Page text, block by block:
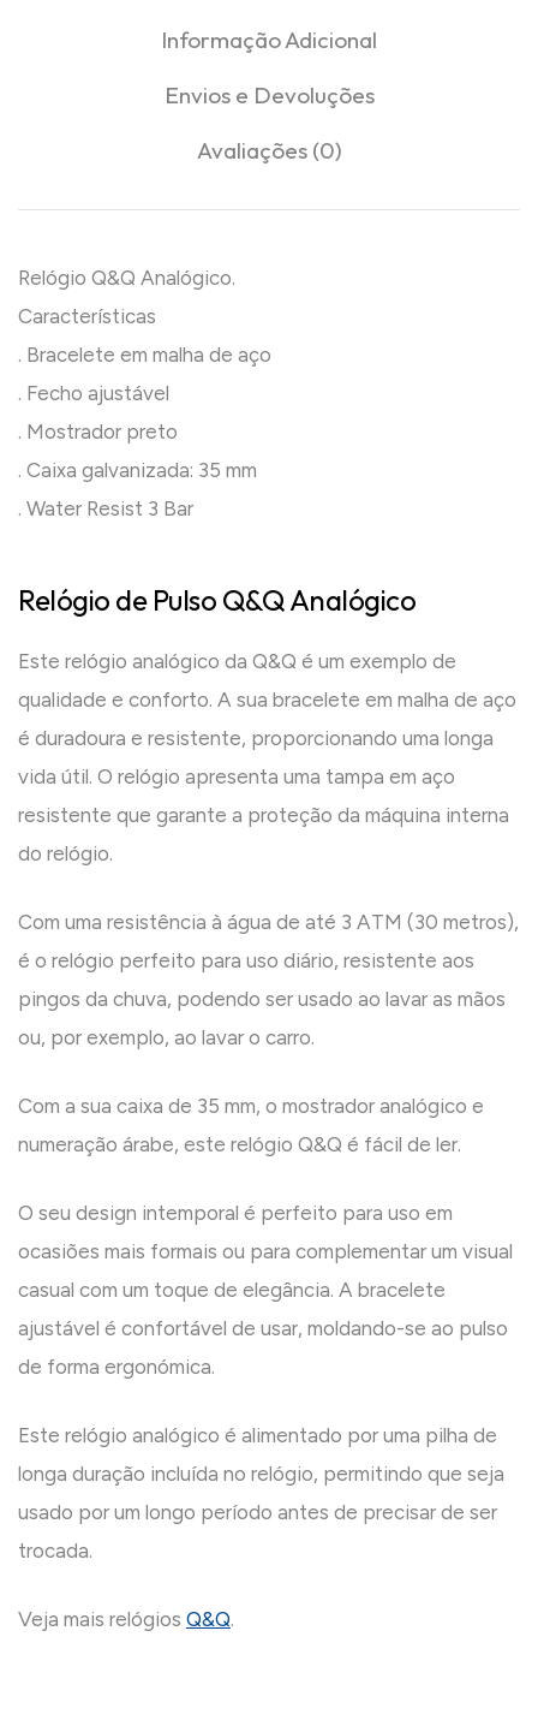
Informação Adicional
Envios e Devoluções
Avaliações (0)
Relógio Q&Q Analógico.
Características
. Bracelete em malha de aço
. Fecho ajustável
. Mostrador preto
. Caixa galvanizada: 35 mm
. Water Resist 3 Bar
Relógio de Pulso Q&Q Analógico
Este relógio analógico da Q&Q é um exemplo de
qualidade e conforto. A sua bracelete em malha de aço
é duradoura e resistente, proporcionando uma longa
vida útil. O relógio apresenta uma tampa em aço
resistente que garante a proteção da máquina interna
do relógio.
Com uma resistência à água de até 3 ATM (30 metros),
é o relógio perfeito para uso diário, resistente aos
pingos da chuva, podendo ser usado ao lavar as mãos
ou, por exemplo, ao lavar o carro.
Com a sua caixa de 35 mm, o mostrador analógico e
numeração árabe, este relógio Q&Q é fácil de ler.
O seu design intemporal é perfeito para uso em
ocasiões mais formais ou para complementar um visual
casual com um toque de elegância. A bracelete
ajustável é confortável de usar, moldando-se ao pulso
de forma ergonómica.
Este relógio analógico é alimentado por uma pilha de
longa duração incluída no relógio, permitindo que seja
usado por um longo período antes de precisar de ser
trocada.
Veja mais relógios Q&Q.